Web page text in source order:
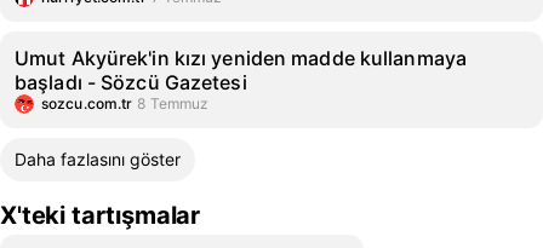
Umut Akyürek'in kızı yeniden madde kullanmaya
başladı - Sözcü Gazetesi
sozcu.com.tr 8 Temmuz
Daha fazlasını göster
X'teki tartışmalar